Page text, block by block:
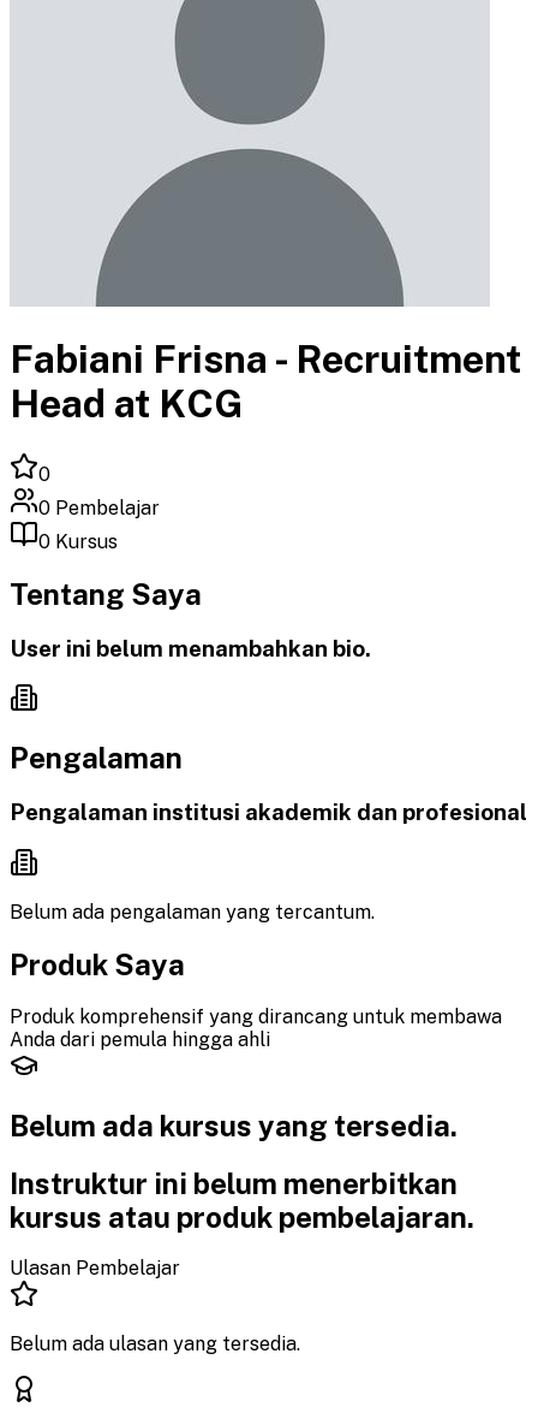
Fabiani Frisna - Recruitment
Head at KCG
0
0 Pembelajar
0 Kursus
Tentang Saya
User ini belum menambahkan bio.
Pengalaman
Pengalaman institusi akademik dan profesional
Belum ada pengalaman yang tercantum.
Produk Saya
Produk komprehensif yang dirancang untuk membawa
Anda dari pemula hingga ahli
Belum ada kursus yang tersedia.
Instruktur ini belum menerbitkan
kursus atau produk pembelajaran.
Ulasan Pembelajar
Belum ada ulasan yang tersedia.